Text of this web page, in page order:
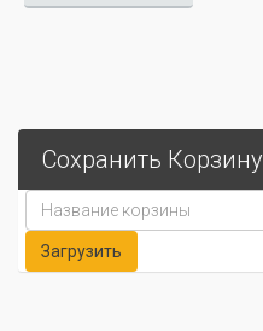
Сохранить Корзину